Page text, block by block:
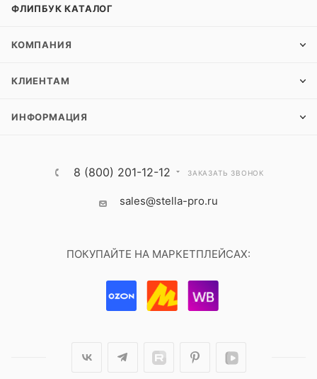
ФЛИПБУК КАТАЛОГ
КОМПАНИЯ
КЛИЕНТАМ
ИНФОРМАЦИЯ
8 (800) 201-12-12 ЗАКАЗАТЬ ЗВОНОК
sales@stella-pro.ru
ПОКУПАЙТЕ НА МАРКЕТПЛЕЙСАХ: